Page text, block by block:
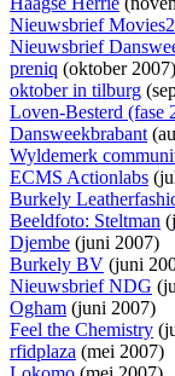
Nieuwsbrief
Nieuwsbrief
preniq (oktober 2007)
oktober in tilburg
Loven-Besterd (fase
Dansweekbrabant
Wyldemerk
ECMS Actionlabs
Burkely
Beeldfoto: Steltman
Djembe (juni 2007)
Burkely BV (juni
Nieuwsbrief NDG
Ogham (juni 2007)
Feel the Chemistry
rfidplaza (mei 2007)